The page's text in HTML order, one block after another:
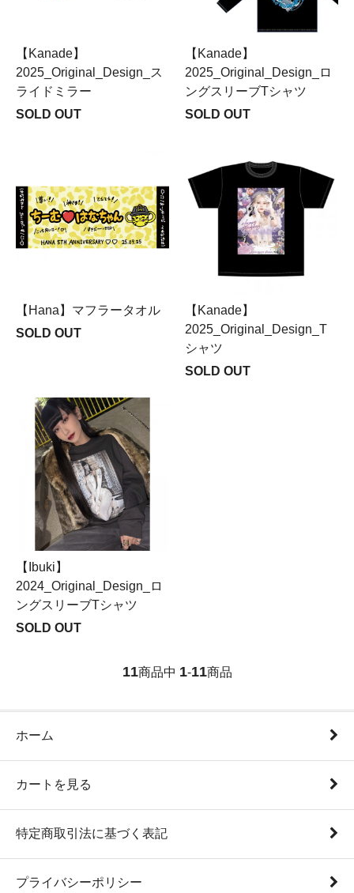
【Kanade】
2025_Original_Design_ス
ライドミラー
SOLD OUT
【Kanade】
2025_Original_Design_ロ
ングスリーブTシャツ
SOLD OUT
【Hana】マフラータオル
SOLD OUT
【Kanade】
2025_Original_Design_T
シャツ
SOLD OUT
【Ibuki】
2024_Original_Design_ロ
ングスリーブTシャツ
SOLD OUT
11商品中 1-11商品
ホーム
カートを見る
特定商取引法に基づく表記
プライバシーポリシー